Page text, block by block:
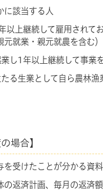
該当する人
以上継続して雇用されて
元就業・親元就農を含む）
し1年以上継続して事業
る生業として自ら農林
場合】
受けたことが分かる資料
返済計画、毎月の返済